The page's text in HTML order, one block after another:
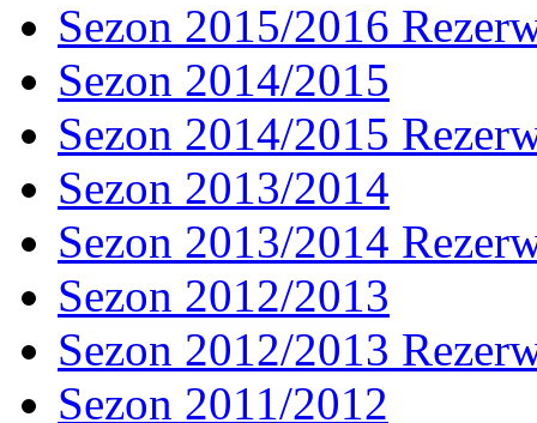
Sezon 2015/2016
Sezon 2014/2015
Sezon 2014/2015
Sezon 2013/2014
Sezon 2013/2014
Sezon 2012/2013
Sezon 2012/2013
Sezon 2011/2012